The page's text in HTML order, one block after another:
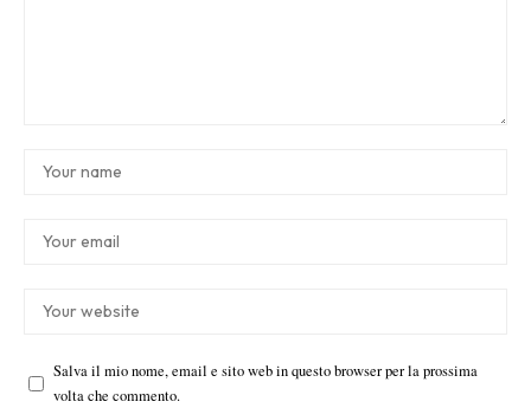
Salva il mio nome, email e sito web in questo browser per la prossima
volta che commento.